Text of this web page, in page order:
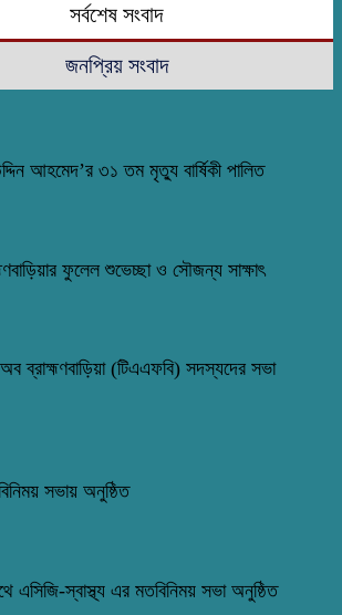
সর্বশেষ সংবাদ
জনপ্রিয় সংবাদ
আহমেদ’র ৩১ তম মৃত্যু বার্ষিকী পালিত
ফুলেল শুভেচ্ছা ও সৌজন্য সাক্ষাৎ
ব্রাহ্মণবাড়িয়া (টিএএফবি) সদস্যদের সভা
সভায় অনুষ্ঠিত
এসিজি-স্বাস্থ্য এর মতবিনিময় সভা অনুষ্ঠিত